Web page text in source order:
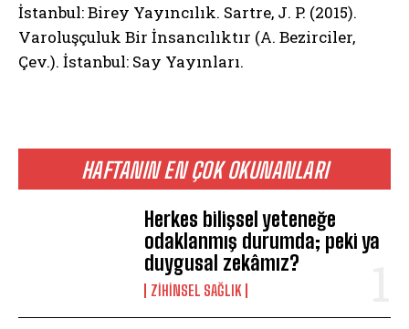
HAFTANIN EN ÇOK OKUNANLARI
Herkes bilişsel yeteneğe
odaklanmış durumda; peki ya
duygusal zekâmız?
ZIHINSEL SAĞLIK
İstanbul: Birey Yayıncılık. Sartre, J. P. (2015).
Varoluşçuluk Bir İnsancılıktır (A. Bezirciler,
Çev.). İstanbul: Say Yayınları.